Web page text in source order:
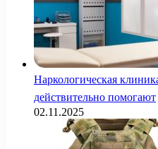
Наркологическая
действительно помогают
02.11.2025